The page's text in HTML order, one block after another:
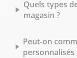
Quels types
magasin ?
Peut-on
personnalisés